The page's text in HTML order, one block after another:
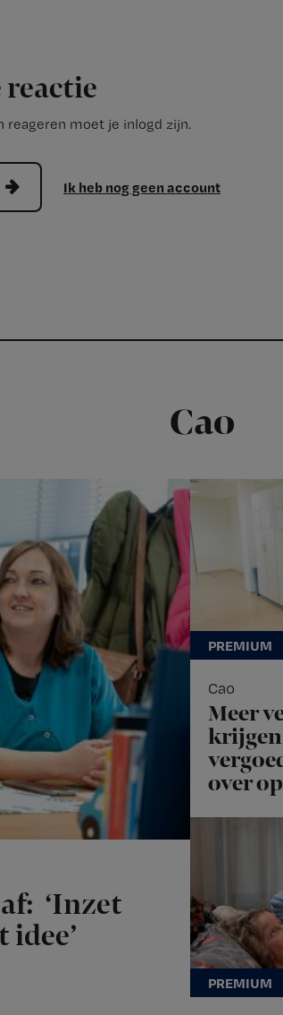
reactie
reageren moet je inlogd zijn.
Ik heb nog geen account
Cao
‘Inzet
Cao
Meer
over